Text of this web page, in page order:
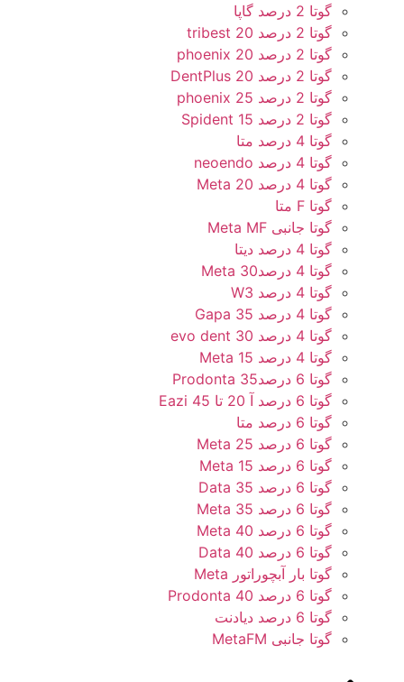
گوتا 2 درصد گاپا
گوتا 2 درصد 20 tribest
گوتا 2 درصد 20 phoenix
گوتا 2 درصد 20 DentPlus
گوتا 2 درصد 25 phoenix
گوتا 2 درصد 15 Spident
گوتا 4 درصد متا
گوتا 4 درصد neoendo
گوتا 4 درصد 20 Meta
گوتا F متا
گوتا جانبی Meta MF
گوتا 4 درصد دیتا
گوتا 4 درصد30 Meta
گوتا 4 درصد W3
گوتا 4 درصد 35 Gapa
گوتا 4 درصد 30 evo dent
گوتا 4 درصد 15 Meta
گوتا 6 درصد35 Prodonta
گوتا 6 درصد آ 20 تا 45 Eazi
گوتا 6 درصد متا
گوتا 6 درصد 25 Meta
گوتا 6 درصد 15 Meta
گوتا 6 درصد 35 Data
گوتا 6 درصد 35 Meta
گوتا 6 درصد 40 Meta
گوتا 6 درصد 40 Data
گوتا بار آبچوراتور Meta
گوتا 6 درصد 40 Prodonta
گوتا 6 درصد دیادنت
گوتا جانبی MetaFM